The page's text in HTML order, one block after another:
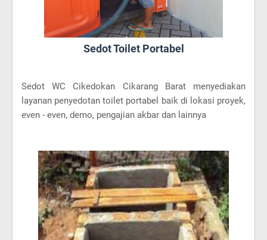
Sedot Toilet Portabel
Sedot WC Cikedokan Cikarang Barat menyediakan
layanan penyedotan toilet portabel baik di lokasi proyek,
even - even, demo, pengajian akbar dan lainnya